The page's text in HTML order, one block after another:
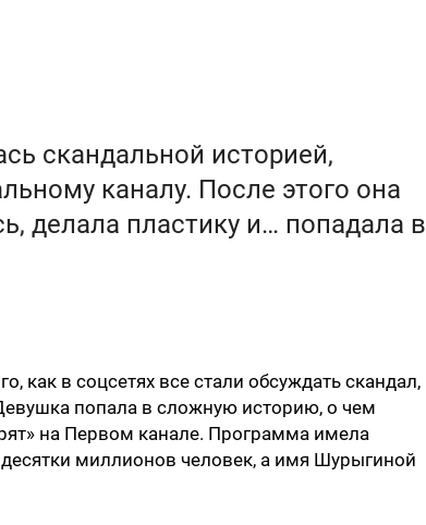
скандальной историей,
каналу. После этого она
делала пластику и… попадала в
как в соцсетях все стали обсуждать скандал,
попала в сложную историю, о чем
на Первом канале. Программа имела
миллионов человек, а имя Шурыгиной